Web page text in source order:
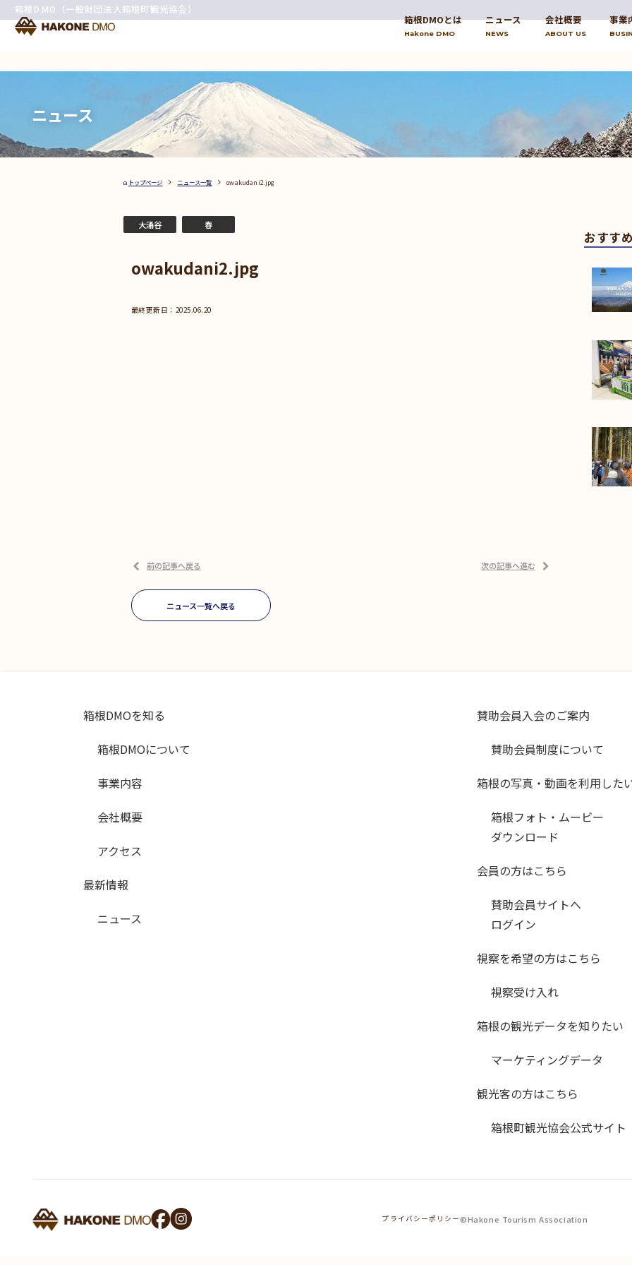
箱根DMO（一般財団法人箱根町観光協会）
箱根DMOとは
Hakone DMO
ニュース
NEWS
会社概要
ABOUT US
事業
ニュース
トップページ ニュース一覧 owakudani2.jpg
大涌谷 春
owakudani2.jpg
2025.06.20
おすす
前の記事へ戻る 次の記事へ進む
ニュース一覧へ戻る
箱根DMOを知る
箱根DMOについて
事業内容
会社概要
アクセス
最新情報
ニュース
賛助会員入会のご案内
賛助会員制度について
箱根の写真・動画を利用した
箱根フォト・ムービー
ダウンロード
会員の方はこちら
賛助会員サイトへ
ログイン
視察を希望の方はこちら
視察受け入れ
箱根の観光データを知りたい
マーケティングデータ
観光客の方はこちら
箱根町観光協会公式サイト
プライバシーポリシー©Hakone Tourism Association